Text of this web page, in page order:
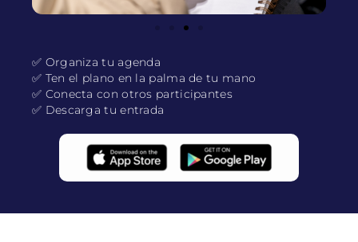
✅ Organiza tu agenda
✅ Ten el plano en la palma de tu mano
✅ Conecta con otros participantes
✅ Descarga tu entrada